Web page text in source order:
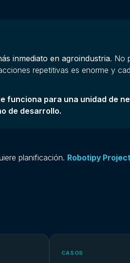
inmediato en agroindustria. No
repetitivas es enorme y
funciona para una unidad de
de desarrollo.
planificación. Robotipy
CASOS